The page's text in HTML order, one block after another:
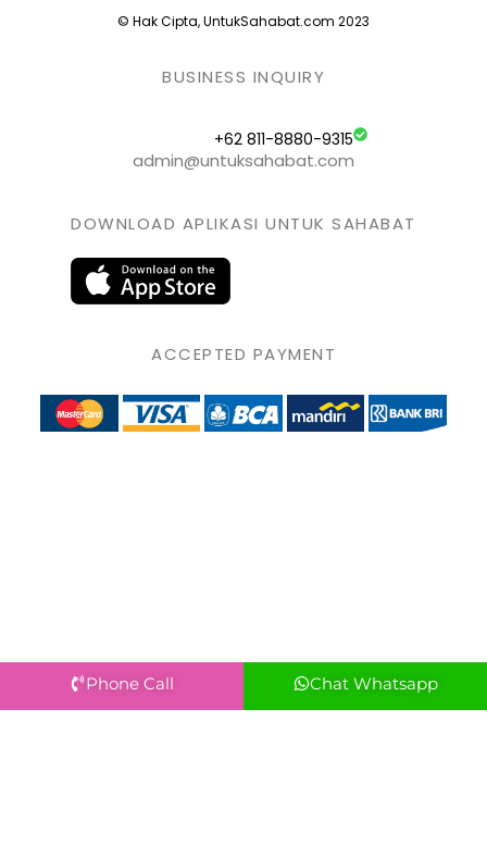
© Hak Cipta, UntukSahabat.com 2023
BUSINESS INQUIRY
+62 811-8880-9315
admin@untuksahabat.com
DOWNLOAD APLIKASI UNTUK SAHABAT
ACCEPTED PAYMENT
Phone Call Chat Whatsapp